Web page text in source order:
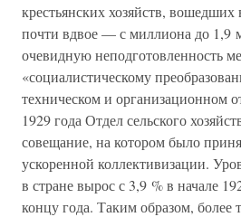
крестьянских хозяйств, вошедших
почти вдвое — с миллиона до 1,9
очевидную неподготовленность
«социалистическому
техническом и организационном
1929 года Отдел сельского
совещание, на котором было
ускоренной коллективизации.
в стране вырос с 3,9 % в начале
концу года. Таким образом, более